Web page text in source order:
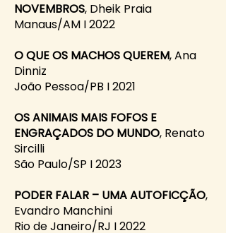
NOVEMBROS, Dheik Praia
Manaus/AM I 2022
O QUE OS MACHOS QUEREM, Ana
Dinniz
João Pessoa/PB I 2021
OS ANIMAIS MAIS FOFOS E
ENGRAÇADOS DO MUNDO, Renato
Sircilli
São Paulo/SP I 2023
PODER FALAR – UMA AUTOFICÇÃO,
Evandro Manchini
Rio de Janeiro/RJ I 2022